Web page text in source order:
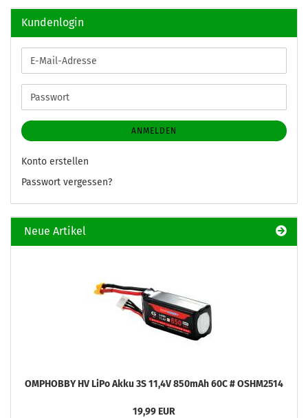
Kundenlogin
E-
Mail-
Adresse
Passwort
ANMELDEN
Konto erstellen
Passwort vergessen?
Neue Artikel
OMPHOBBY HV LiPo Akku 3S 11,4V 850mAh 60C # OSHM2514
19,99 EUR